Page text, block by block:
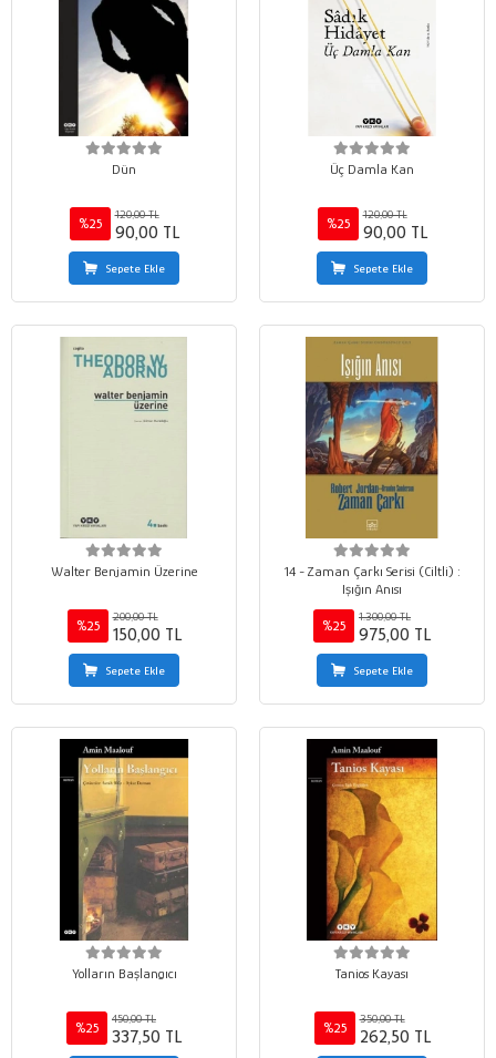
Dün
%25
120,00 TL
90,00 TL
Sepete Ekle
Üç Damla Kan
%25
120,00 TL
90,00 TL
Sepete Ekle
Walter Benjamin Üzerine
%25
200,00 TL
150,00 TL
Sepete Ekle
14 - Zaman Çarkı Serisi (Ciltli) :
Işığın Anısı
%25
1.300,00 TL
975,00 TL
Sepete Ekle
Yolların Başlangıcı
%25
450,00 TL
337,50 TL
Tanios Kayası
%25
350,00 TL
262,50 TL